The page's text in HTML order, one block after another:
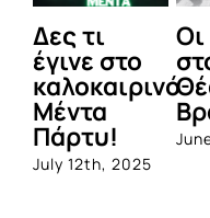
Δες τι
έγινε στο
καλοκαιρινό
Μέντα
Πάρτυ!
July 12th, 2025